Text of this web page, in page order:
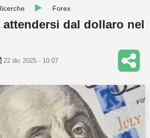
Forex
attendersi dal dollaro nel
22 dic 2025 - 10:07